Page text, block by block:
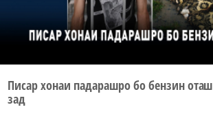
Писар хонаи падарашро бо бензин оташ
зад